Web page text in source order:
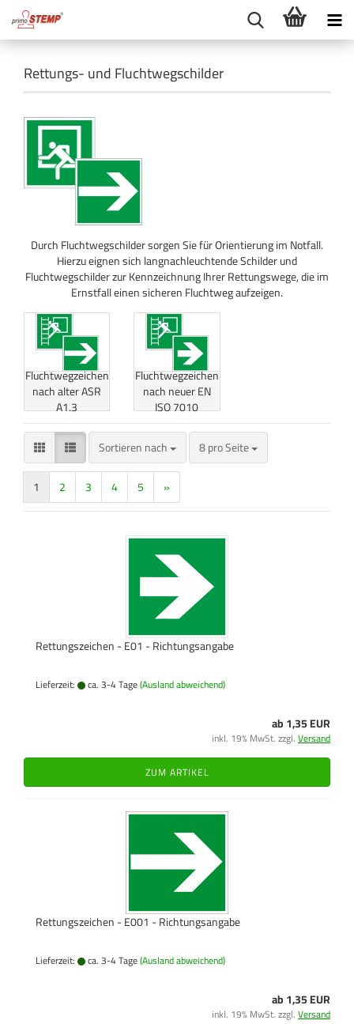
Rettungs- und Fluchtwegschilder
Durch Fluchtwegschilder sorgen Sie für Orientierung im Notfall.
Hierzu eignen sich langnachleuchtende Schilder und
Fluchtwegschilder zur Kennzeichnung Ihrer Rettungswege, die im
Ernstfall einen sicheren Fluchtweg aufzeigen.
Fluchtwegzeichen
nach alter ASR
A1.3
Fluchtwegzeichen
nach neuer EN
ISO 7010
Sortieren nach
Sortieren nach 8 pro Seite
pro Seite
1
2 3 4 5 »
Rettungszeichen - E01 - Richtungsangabe
Lieferzeit: ca. 3-4 Tage(Ausland abweichend)
ab 1,35 EUR
inkl. 19% MwSt. zzgl.Versand
ZUM ARTIKEL
Rettungszeichen - E001 - Richtungsangabe
Lieferzeit: ca. 3-4 Tage(Ausland abweichend)
ab 1,35 EUR
inkl. 19% MwSt. zzgl.Versand